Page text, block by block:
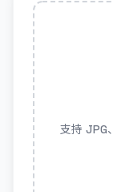
支持 JPG